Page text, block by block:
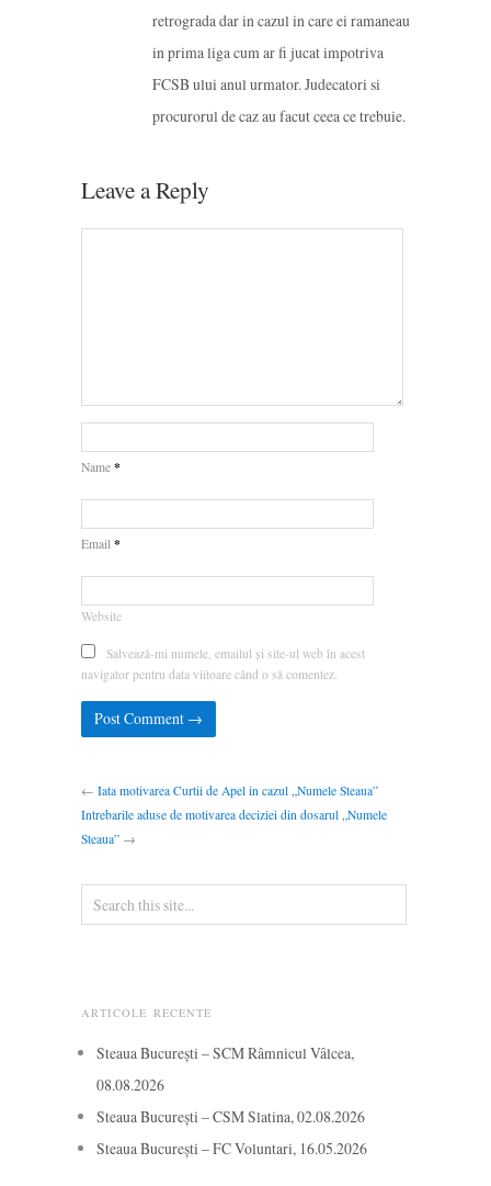
retrograda dar in cazul in care ei ramaneau
in prima liga cum ar fi jucat impotriva
FCSB ului anul urmator. Judecatori si
procurorul de caz au facut ceea ce trebuie.
Leave a Reply
Name *
Email *
Website
Salvează-mi numele, emailul și site-ul web în acest
navigator pentru data viitoare când o să comentez.
← Iata motivarea Curtii de Apel in cazul „Numele Steaua”
Intrebarile aduse de motivarea deciziei din dosarul „Numele
Steaua” →
ARTICOLE RECENTE
Steaua București – SCM Râmnicul Vâlcea,
08.08.2026
Steaua București – CSM Slatina, 02.08.2026
Steaua București – FC Voluntari, 16.05.2026